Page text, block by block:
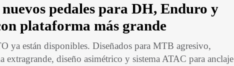
pedales para DH, Enduro y
plataforma más grande
ya están disponibles. Diseñados para MTB agresivo,
extragrande, diseño asimétrico y sistema ATAC para anclaje